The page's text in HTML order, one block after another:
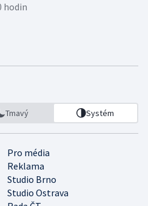
hodin
Tmavý Systém
Pro média
Reklama
Studio Brno
Studio Ostrava